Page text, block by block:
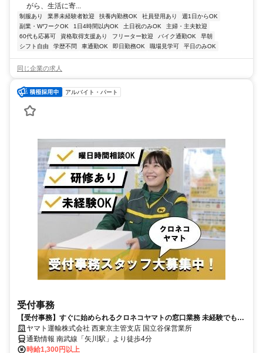
がら、生活に寄...
制服あり 業界未経験者歓迎 扶養内勤務OK 社員登用あり
週1日からOK
副業・WワークOK
1日4時間以内OK 土日祝のみOK
主婦・主夫歓迎
60代も応募可
資格取得支援あり フリーター歓迎 バイク通勤OK
早朝
シフト自由
学歴不問 車通勤OK 即日勤務OK 職場見学可 平日のみOK
同じ企業の求人
アルバイト・パート
受付事務
【受付事務】すぐに始められるクロネコヤマトの窓口業務 未経験でも安
心 安定勤務で長く働ける【パート募集】
ヤマト運輸株式会社 西東京主管支店 国立谷保営業所
通勤情報 南武線「矢川駅」より徒歩4分
時給1,300円以上